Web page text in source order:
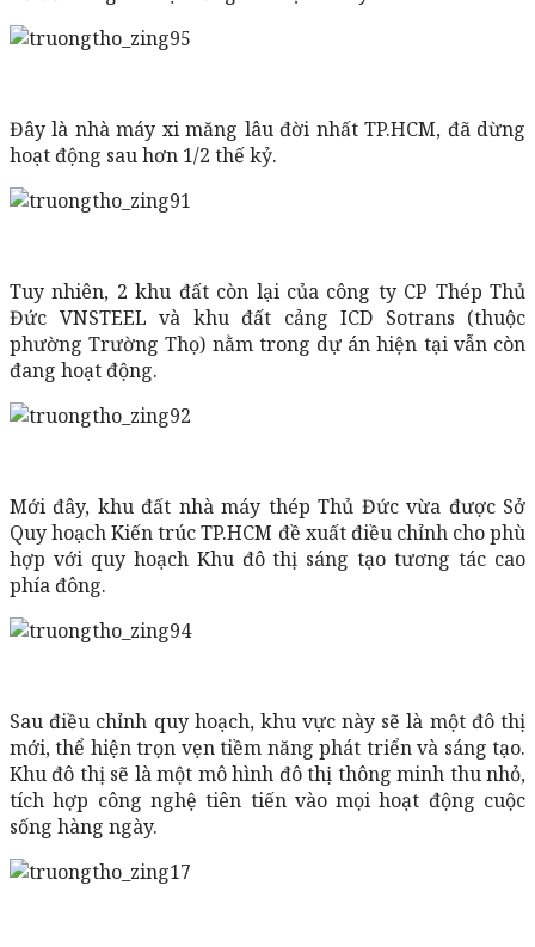
Đây là nhà máy xi măng lâu đời nhất TP.HCM, đã dừng
hoạt động sau hơn 1/2 thế kỷ.
Tuy nhiên, 2 khu đất còn lại của công ty CP Thép Thủ
Đức VNSTEEL và khu đất cảng ICD Sotrans (thuộc
phường Trường Thọ) nằm trong dự án hiện tại vẫn còn
đang hoạt động.
Mới đây, khu đất nhà máy thép Thủ Đức vừa được Sở
Quy hoạch Kiến trúc TP.HCM đề xuất điều chỉnh cho phù
hợp với quy hoạch Khu đô thị sáng tạo tương tác cao
phía đông.
Sau điều chỉnh quy hoạch, khu vực này sẽ là một đô thị
mới, thể hiện trọn vẹn tiềm năng phát triển và sáng tạo.
Khu đô thị sẽ là một mô hình đô thị thông minh thu nhỏ,
tích hợp công nghệ tiên tiến vào mọi hoạt động cuộc
sống hàng ngày.